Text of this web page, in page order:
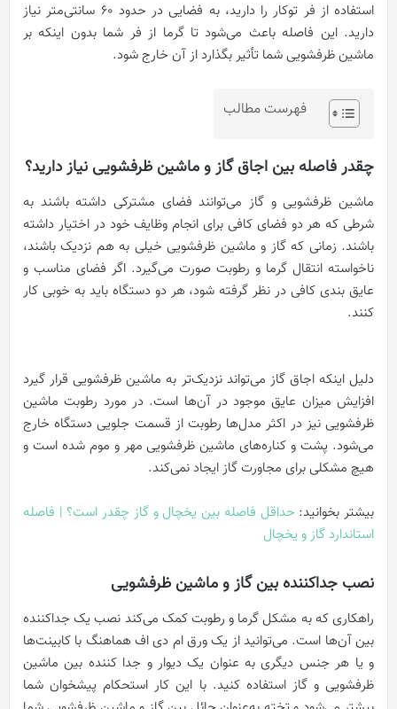
استفاده از فر توکار را دارید، به فضایی در حدود 60 سانتی‌متر نیاز
دارید. این فاصله باعث می‌شود تا گرما از فر شما بدون اینکه بر
ماشین ظرفشویی شما تأثیر بگذارد از آن خارج شود.
فهرست مطالب
چقدر فاصله بین اجاق گاز و ماشین ظرفشویی نیاز دارید؟
ماشین ظرفشویی و گاز می‌توانند فضای مشترکی داشته باشند به
شرطی که هر دو فضای کافی برای انجام وظایف خود در اختیار داشته
باشند. زمانی که گاز و ماشین ظرفشویی خیلی به هم نزدیک باشند،
ناخواسته انتقال گرما و رطوبت صورت می‌گیرد. اگر فضای مناسب و
عایق بندی کافی در نظر گرفته شود، هر دو دستگاه باید به خوبی کار
کنند.
دلیل اینکه اجاق‌ گاز می‌تواند نزدیک‌تر به ماشین ظرفشویی قرار گیرد
افزایش میزان عایق موجود در آن‌ها است. در مورد رطوبت ماشین
ظرفشویی نیز در اکثر مدل‌ها رطوبت از قسمت جلویی دستگاه خارج
می‌شود. پشت و کناره‌های ماشین ظرفشویی مهر و موم شده است و
هیچ مشکلی برای مجاورت گاز ایجاد نمی‌کند.
بیشتر بخوانید: حداقل فاصله بین یخچال و گاز چقدر است؟ | فاصله
استاندارد گاز و یخچال
نصب جداکننده بین گاز و ماشین ظرفشویی
راهکاری که به مشکل گرما و رطوبت کمک می‌کند نصب یک جداکننده
بین آن‌ها است. می‌توانید از یک ورق ام دی اف هماهنگ با کابینت‌ها
و یا هر جنس دیگری به عنوان یک دیوار و جدا کننده بین ماشین
ظرفشویی و گاز استفاده کنید. با این کار استحکام پیشخوان شما